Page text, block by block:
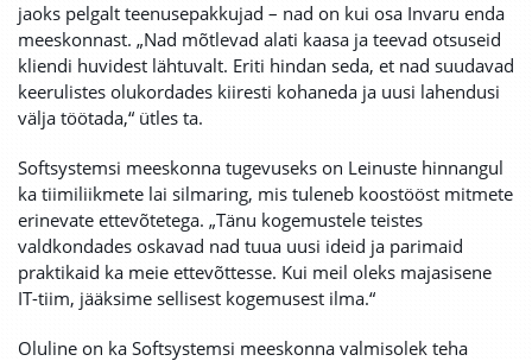
jaoks pelgalt teenusepakkujad – nad on kui osa Invaru enda
meeskonnast. „Nad mõtlevad alati kaasa ja teevad otsuseid
kliendi huvidest lähtuvalt. Eriti hindan seda, et nad suudavad
keerulistes olukordades kiiresti kohaneda ja uusi lahendusi
välja töötada,“ ütles ta.
Softsystemsi meeskonna tugevuseks on Leinuste hinnangul
ka tiimiliikmete lai silmaring, mis tuleneb koostööst mitmete
erinevate ettevõtetega. „Tänu kogemustele teistes
valdkondades oskavad nad tuua uusi ideid ja parimaid
praktikaid ka meie ettevõttesse. Kui meil oleks majasisene
IT-tiim, jääksime sellisest kogemusest ilma.“
Oluline on ka Softsystemsi meeskonna valmisolek teha